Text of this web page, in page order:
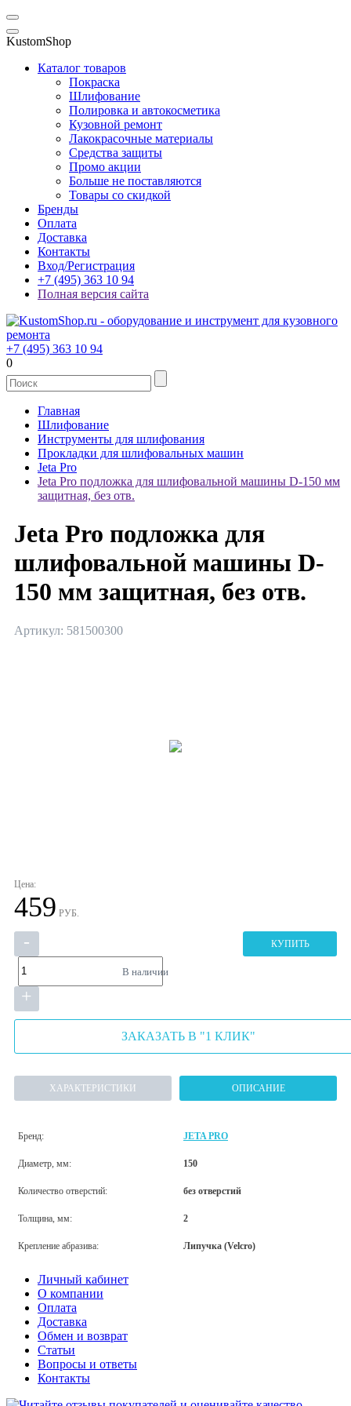
KustomShop
Каталог товаров
Покраска
Шлифование
Полировка и автокосметика
Кузовной ремонт
Лакокрасочные материалы
Средства защиты
Промо акции
Больше не поставляются
Товары со скидкой
Бренды
Оплата
Доставка
Контакты
Вход/Регистрация
+7 (495) 363 10 94
Полная версия сайта
+7 (495) 363 10 94
0
Главная
Шлифование
Инструменты для шлифования
Прокладки для шлифовальных машин
Jeta Pro
Jeta Pro подложка для шлифовальной машины D-150 мм
защитная, без отв.
Jeta Pro подложка для
шлифовальной машины D-
150 мм защитная, без отв.
Артикул: 581500300
Цена:
459 РУБ.
-
+
КУПИТЬ
В наличии
ЗАКАЗАТЬ В "1 КЛИК"
ХАРАКТЕРИСТИКИ ОПИСАНИЕ
Бренд: JETA PRO
Диаметр, мм: 150
Количество отверстий: без отверстий
Толщина, мм: 2
Крепление абразива: Липучка (Velcro)
Личный кабинет
О компании
Оплата
Доставка
Обмен и возврат
Статьи
Вопросы и ответы
Контакты